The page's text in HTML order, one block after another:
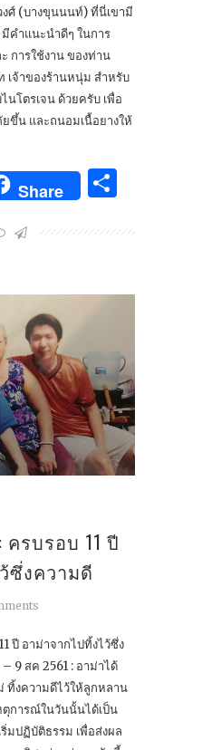
ศ์ (บางขุนนนท์) ที่นี่เขามี
คำแนะนำดีๆ ในการ
การใช้งาน ของท่าน
เจ้าของร้านหนุ่ม สำหรับ
นโตรเจน ด้วยครับ เพื่อ
ขึ้น และถนอมเนื้อยางให้
Share
ครบรอบ 11 ปี
ซึ่งความดี
ปี อาม่าจากไปทิ้งไว้ซึ่ง
9 สค 2561 : อาม่าได้
ทิ้งความดีไว้ให้ลูกหลาน
ตุการณ์ในวันนั้นได้เป็น
มปฏิบัติธรรม เพื่อส่งผล